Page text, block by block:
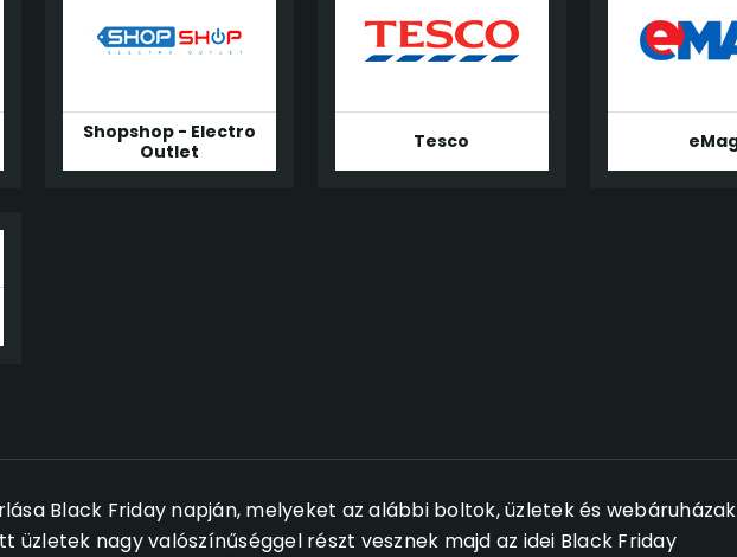
Shopshop - Electro
Outlet
Tesco
Black Friday napján, melyeket az alábbi boltok, üzletek és webáruházak
üzletek nagy valószínűséggel részt vesznek majd az idei Black Friday